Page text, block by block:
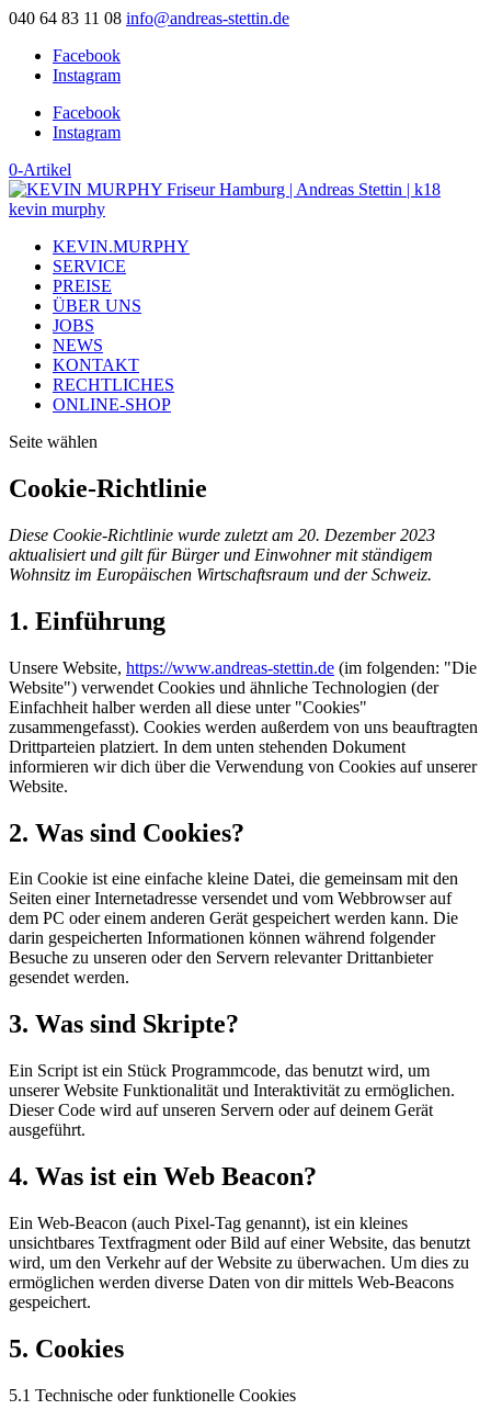
040 64 83 11 08 info@andreas-stettin.de
Facebook
Instagram
Facebook
Instagram
0-Artikel
KEVIN.MURPHY
SERVICE
PREISE
ÜBER UNS
JOBS
NEWS
KONTAKT
RECHTLICHES
ONLINE-SHOP
Seite wählen
Cookie-Richtlinie
Diese Cookie-Richtlinie wurde zuletzt am 20. Dezember 2023
aktualisiert und gilt für Bürger und Einwohner mit ständigem
Wohnsitz im Europäischen Wirtschaftsraum und der Schweiz.
1. Einführung
Unsere Website, https://www.andreas-stettin.de (im folgenden: "Die
Website") verwendet Cookies und ähnliche Technologien (der
Einfachheit halber werden all diese unter "Cookies"
zusammengefasst). Cookies werden außerdem von uns beauftragten
Drittparteien platziert. In dem unten stehenden Dokument
informieren wir dich über die Verwendung von Cookies auf unserer
Website.
2. Was sind Cookies?
Ein Cookie ist eine einfache kleine Datei, die gemeinsam mit den
Seiten einer Internetadresse versendet und vom Webbrowser auf
dem PC oder einem anderen Gerät gespeichert werden kann. Die
darin gespeicherten Informationen können während folgender
Besuche zu unseren oder den Servern relevanter Drittanbieter
gesendet werden.
3. Was sind Skripte?
Ein Script ist ein Stück Programmcode, das benutzt wird, um
unserer Website Funktionalität und Interaktivität zu ermöglichen.
Dieser Code wird auf unseren Servern oder auf deinem Gerät
ausgeführt.
4. Was ist ein Web Beacon?
Ein Web-Beacon (auch Pixel-Tag genannt), ist ein kleines
unsichtbares Textfragment oder Bild auf einer Website, das benutzt
wird, um den Verkehr auf der Website zu überwachen. Um dies zu
ermöglichen werden diverse Daten von dir mittels Web-Beacons
gespeichert.
5. Cookies
5.1 Technische oder funktionelle Cookies